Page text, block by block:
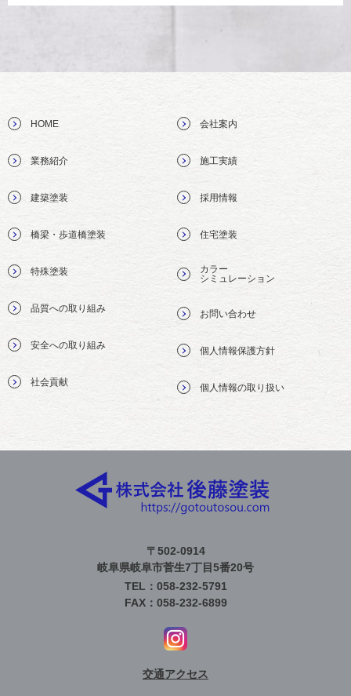
HOME
業務紹介
建築塗装
橋梁・歩道橋塗装
特殊塗装
品質への取り組み
安全への取り組み
社会貢献
会社案内
施工実績
採用情報
住宅塗装
カラー
シミュレーション
お問い合わせ
個人情報保護方針
個人情報の取り扱い
〒502-0914
岐阜県岐阜市菅生7丁目5番20号
TEL：058-232-5791
FAX：058-232-6899
交通アクセス